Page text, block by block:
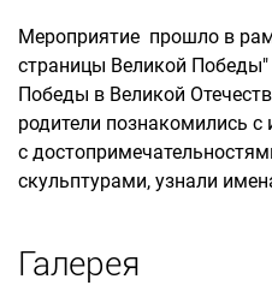
Мероприятие прошло в
страницы Великой
Победы в Великой
родители познакомились с
с
скульптурами, узнали
Галерея